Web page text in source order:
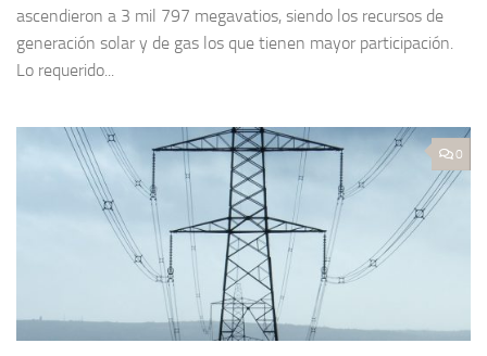
ascendieron a 3 mil 797 megavatios, siendo los recursos de
generación solar y de gas los que tienen mayor participación.
Lo requerido...
0